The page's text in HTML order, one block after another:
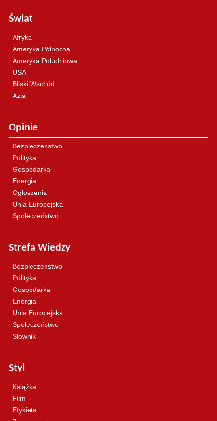
Świat
Afryka
Ameryka Północna
Ameryka Południowa
USA
Bliski Wschód
Azja
Opinie
Bezpieczeństwo
Polityka
Gospodarka
Energia
Ogłoszenia
Unia Europejska
Społeczeństwo
Strefa Wiedzy
Bezpieczeństwo
Polityka
Gospodarka
Energia
Unia Europejska
Społeczeństwo
Słownik
Styl
Książka
Film
Etykieta